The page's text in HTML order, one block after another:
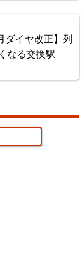
ダイヤ改正】列
なる交換駅